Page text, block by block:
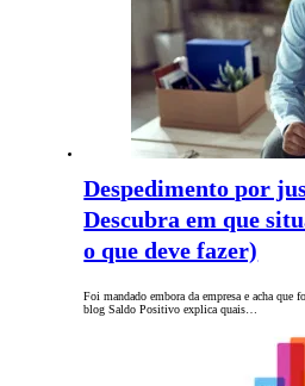
Despedimento por
Descubra em que
o que deve fazer)
Foi mandado embora da empresa e acha que
blog Saldo Positivo explica quais…